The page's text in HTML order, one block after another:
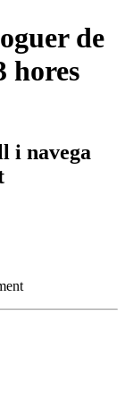
de
hores
i navega